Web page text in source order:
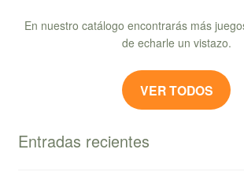
En nuestro catálogo encontrarás más
de echarle un vistazo.
VER TODOS
Entradas recientes